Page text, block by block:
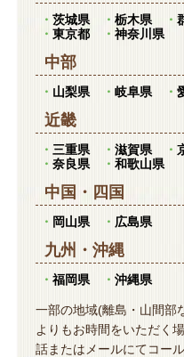
茨城県 栃木県
東京都
神奈川県
中部
山梨県 岐阜県
近畿
三重県 滋賀県
奈良県
和歌山県
中国 ・ 四国
岡山県 広島県
九州 ・ 沖縄
福岡県 沖縄県
一部の地域(離島・山間部
よりもお時間をいただく
話またはメールにてコー